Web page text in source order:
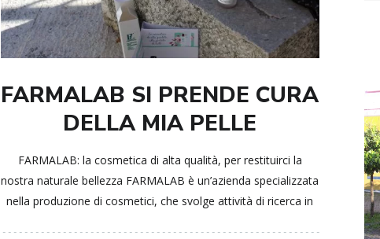
FARMALAB SI PRENDE CURA
DELLA MIA PELLE
FARMALAB: la cosmetica di alta qualità, per restituirci la
nostra naturale bellezza FARMALAB è un’azienda specializzata
nella produzione di cosmetici, che svolge attività di ricerca in